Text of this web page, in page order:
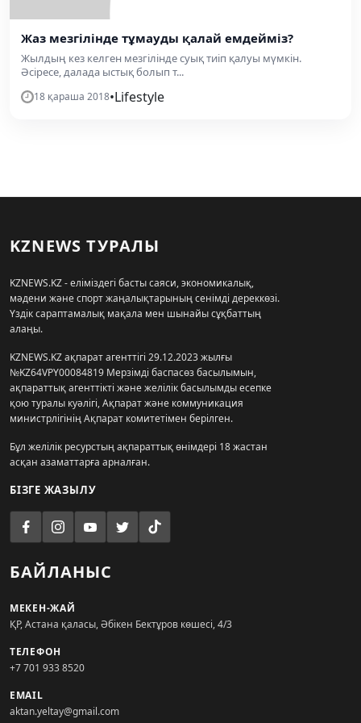
Жаз мезгілінде тұмауды қалай емдейміз?
Жылдың кез келген мезгілінде суық тиіп қалуы мүмкін.
Әсіресе, далада ыстық болып т...
18 қараша 2018•Lifestyle
KZNEWS ТУРАЛЫ
KZNEWS.KZ - еліміздегі басты саяси, экономикалық,
мәдени және спорт жаңалықтарының сенімді дереккөзі.
Үздік сараптамалық мақала мен шынайы сұқбаттың
алаңы.
KZNEWS.KZ ақпарат агенттігі 29.12.2023 жылғы
№KZ64VPY00084819 Мерзімді баспасөз басылымын,
ақпараттық агенттікті және желілік басылымды есепке
қою туралы куәлігі, Ақпарат және коммуникация
министрлігінің Ақпарат комитетімен берілген.
Бұл желілік ресурстың ақпараттық өнімдері 18 жастан
асқан азаматтарға арналған.
БІЗГЕ ЖАЗЫЛУ
БАЙЛАНЫС
МЕКЕН-ЖАЙ
ҚР, Астана қаласы, Әбікен Бектұров көшесі, 4/3
ТЕЛЕФОН
+7 701 933 8520
EMAIL
aktan.yeltay@gmail.com